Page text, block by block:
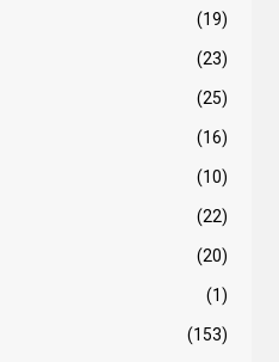
(19)
(23)
(25)
(16)
(10)
(22)
(20)
(1)
(153)